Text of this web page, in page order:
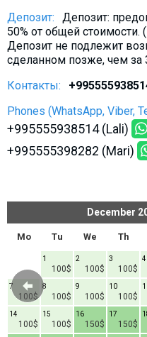
Депозит:
Депозит:
50% от общей стоимости.
Депозит не подлежит
сделанном позже, чем за
Контакты:
Phones (WhatsApp, Viber,
+995555938514 (Lali)
+995555398282 (Mari)
December
Mo Tu We Th
100$
1
100$
2
100$
3 4
100$
7
100$
8
100$
9
100$
10
100$
14
100$
15
150$
16
150$
17